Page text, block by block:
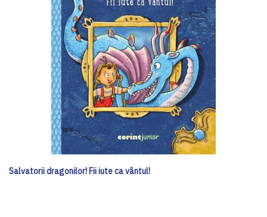
Salvatorii dragonilor! Fii iute ca vântul!